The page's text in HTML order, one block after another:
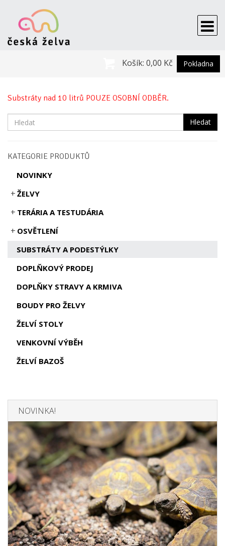
Košík: 0,00 Kč Pokladna
Substráty nad 10 litrů POUZE OSOBNÍ ODBĚR.
NOVINKA!
Hledat
KATEGORIE PRODUKTŮ
NOVINKY
ŽELVY
TERÁRIA A TESTUDÁRIA
OSVĚTLENÍ
SUBSTRÁTY A PODESTÝLKY
DOPLŇKOVÝ PRODEJ
DOPLŇKY STRAVY A KRMIVA
BOUDY PRO ŽELVY
ŽELVÍ STOLY
VENKOVNÍ VÝBĚH
ŽELVÍ BAZOŠ